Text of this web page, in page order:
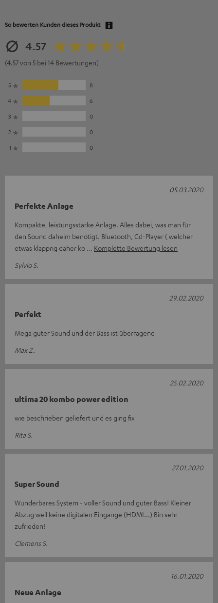
So bewerten Kunden dieses Produkt
4.57
(4.57 von 5 bei 14 Bewertungen)
5
8
4
6
3
0
2
0
1
0
Perfekte Anlage
Kompakte, leistungsstarke Anlage. Alles dabei, was man für
den Sound daheim benötigt. Bluetooth, Cd-Player ( welcher
etwas klapprig daher ko
Komplette Bewertung lesen
Sylvio S.
05.03.2020
Perfekt
Mega guter Sound und der Bass ist überragend
Max Z.
29.02.2020
ultima 20 kombo power edition
wie beschrieben geliefert und es ging fix
Rita S.
25.02.2020
Super Sound
Wunderbares System - voller Sound und guter Bass! Kleiner
Abzug weil keine digitalen Eingänge (HDMI...) Bin sehr
zufrieden!
Clemens S.
27.01.2020
Neue Anlage
16.01.2020